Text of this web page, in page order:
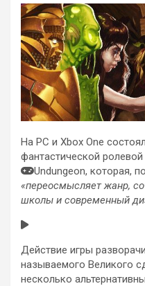
На PC и Xbox One
фантастической
Undungeon, которая,
«переосмысляет жанр,
школы и современный
Действие игры
называемого Великого
несколько